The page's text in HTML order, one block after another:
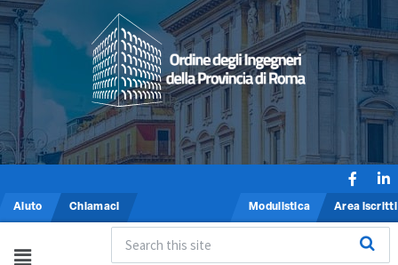
Aiuto Chiamaci Modulistica Area iscritti